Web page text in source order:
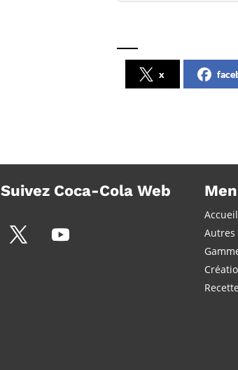
x
Suivez Coca-Cola Web
Accueil
Autres